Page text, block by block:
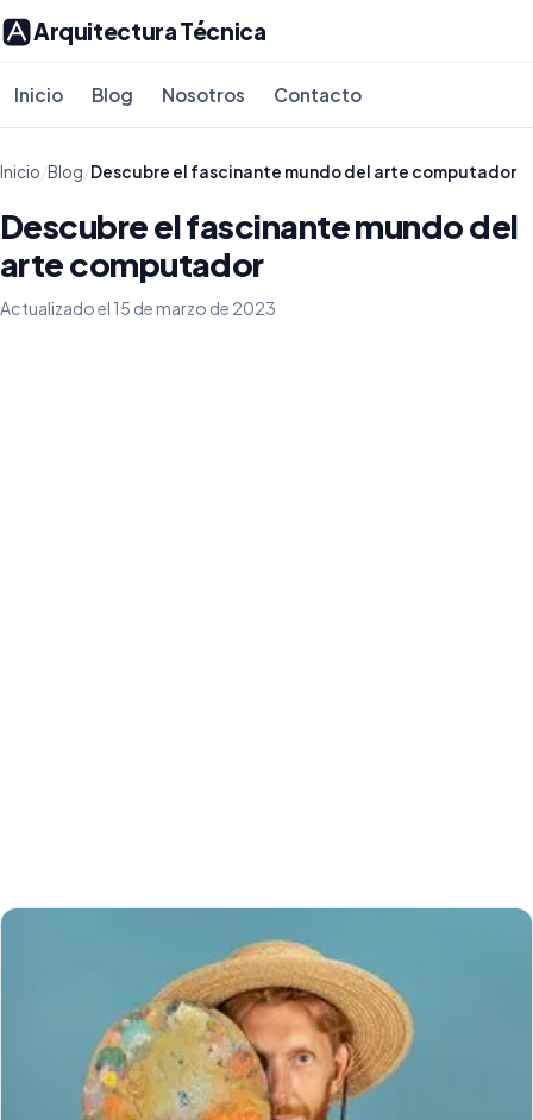
Arquitectura Técnica
Inicio Blog Nosotros Contacto
Inicio/Blog/Descubre el fascinante mundo del arte computador
Descubre el fascinante mundo del
arte computador
Actualizado el 15 de marzo de 2023